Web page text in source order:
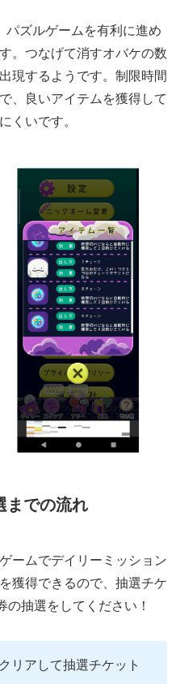
パズルゲームを有利に進め
。つなげて消すオバケの数
現するようです。制限時間
、良いアイテムを獲得して
くいです。
までの流れ
ームでデイリーミッション
獲得できるので、抽選チケ
の抽選をしてください！
リアして抽選チケット